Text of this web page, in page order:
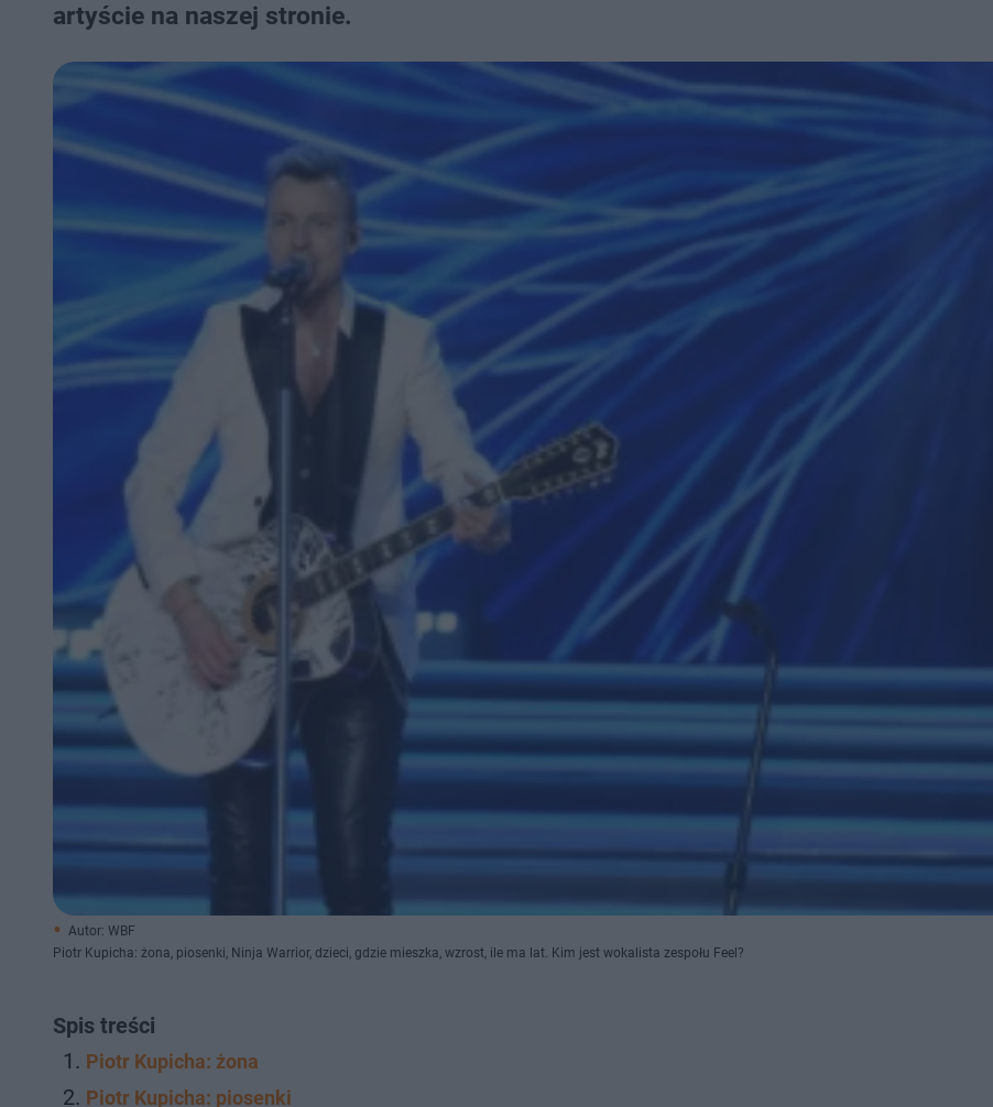
artyście na naszej stronie.
Autor: WBF
Piotr Kupicha: żona, piosenki, Ninja Warrior, dzieci, gdzie mieszka, wzrost, ile ma lat. Kim jest wokalista zespołu Feel?
Spis treści
Piotr Kupicha: żona
Piotr Kupicha: piosenki